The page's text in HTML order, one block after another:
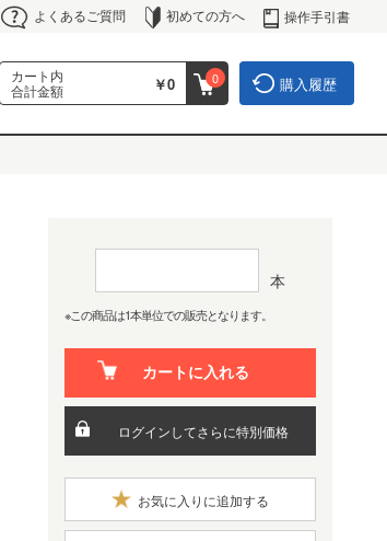
よくあるご質問 初めての方へ 操作手引書
カート内
合計金額
￥0 0 購入履歴
本
※この商品は1本単位での販売となります。
カートに入れる
ログインしてさらに特別価格
お気に入りに追加する